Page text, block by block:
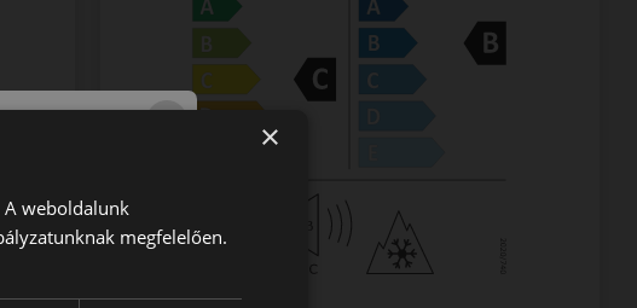
×
A weboldalunk
megfelelően.